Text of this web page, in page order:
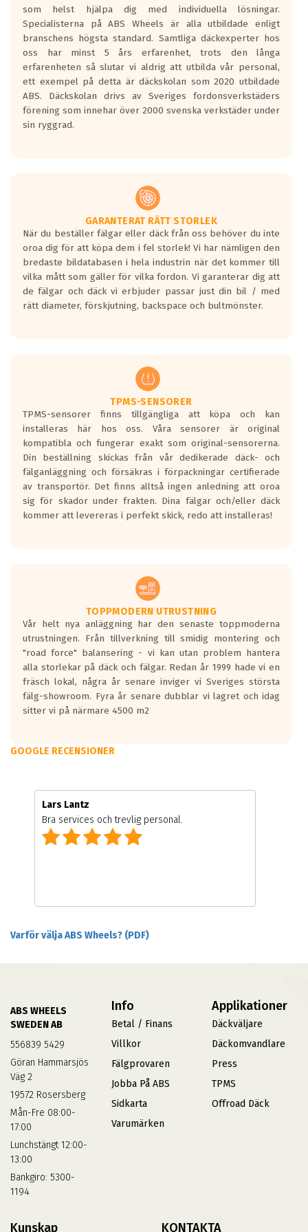
den kortaste bromssträckan och F är den
längsta.
Inga D eller G betyg delas ut för
personbilar och lätta lastbilar.
Betyget sätts efter ett test där däcken
skall bromsa in på en väg där det ligger
0.5-1.5 mm vatten.
I 80km/h kommer skillnaden på
Vid körning i över 50km/h brukar
rullmotståndets ljud överträffa
motorljudet.
På däckmärkningen kommer det finnas
en symbol av ett däck med vågar. Hög
bullernivå markeras med svarta vågor
medans de vita vågorna påvisar om det är
ett tyst däck.
regelverket som introduceras år 2016.
Ett däck med två svarta vågor är redan
godkända för år 2016 nya regelverk.
Ett däck med en svart våg kommer vara
minst tre decibel tystare än det
regelverk som börjar gälla 2016.
som helst hjälpa dig med individuella lösningar.
Specialisterna på ABS Wheels är alla utbildade enligt
branschens högsta standard. Samtliga däckexperter hos
oss har minst 5 års erfarenhet, trots den långa
erfarenheten så slutar vi aldrig att utbilda vår personal,
ett exempel på detta är däckskolan som 2020 utbildade
ABS. Däckskolan drivs av Sveriges fordonsverkstäders
förening som innehar över 2000 svenska verkstäder under
sin ryggrad.
GARANTERAT RÄTT STORLEK
När du beställer fälgar eller däck från oss behöver du inte
oroa dig för att köpa dem i fel storlek! Vi har nämligen den
bredaste bildatabasen i hela industrin när det kommer till
vilka mått som gäller för vilka fordon. Vi garanterar dig att
de fälgar och däck vi erbjuder passar just din bil / med
rätt diameter, förskjutning, backspace och bultmönster.
TPMS-SENSORER
TPMS-sensorer finns tillgängliga att köpa och kan
installeras här hos oss. Våra sensorer är original
kompatibla och fungerar exakt som original-sensorerna.
Din beställning skickas från vår dedikerade däck- och
fälganläggning och försäkras i förpackningar certifierade
av transportör. Det finns alltså ingen anledning att oroa
sig för skador under frakten. Dina fälgar och/eller däck
kommer att levereras i perfekt skick, redo att installeras!
TOPPMODERN UTRUSTNING
Vår helt nya anläggning har den senaste toppmoderna
utrustningen. Från tillverkning till smidig montering och
"road force" balansering - vi kan utan problem hantera
alla storlekar på däck och fälgar. Redan år 1999 hade vi en
fräsch lokal, några år senare inviger vi Sveriges största
fälg-showroom. Fyra år senare dubblar vi lagret och idag
sitter vi på närmare 4500 m2
GOOGLE RECENSIONER
Lars Lantz
Bra services och trevlig personal.
Varför välja ABS Wheels? (PDF)
ABS WHEELS
SWEDEN AB
556839 5429
Göran Hammarsjös
Väg 2
19572 Rosersberg
Mån-Fre 08:00-
17:00
Lunchstängt 12:00-
13:00
Bankgiro: 5300-
1194
Info
Betal / Finans
Villkor
Fälgprovaren
Jobba På ABS
Sidkarta
Varumärken
Applikationer
Däckväljare
Däckomvandlare
Press
TPMS
Offroad Däck
Kunskap KONTAKTA